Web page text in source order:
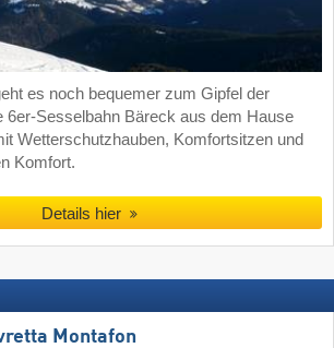
es noch bequemer zum Gipfel der
6er-Sesselbahn Bäreck aus dem Hause
Wetterschutzhauben, Komfortsitzen und
Komfort.
Details hier
Montafon